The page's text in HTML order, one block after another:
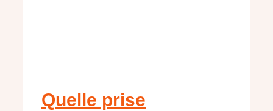
Quelle prise